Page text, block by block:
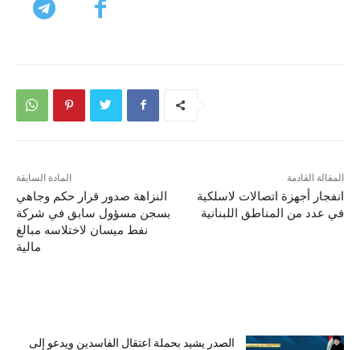
المادة السابقة
النزاهة صدور قرار حكم وجاهي
بسجن مسؤول سابق في شركة
نفط ميسان لاختلاسه مبالغ
مالية
المقالة القادمة
انفجار أجهزة اتصالات لاسلكية
في عدد من المناطق اللبنانية
الصدر يشيد بحملة اعتقال الفاسدين ويدعو إلى